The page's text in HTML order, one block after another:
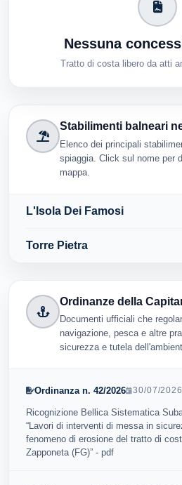
Nessuna
Tratto di costa libero da atti
Stabilimenti balneari
Elenco dei principali
spiaggia. Click sul nome per
mappa.
L'Isola Dei Famosi
Torre Pietra
Ordinanze della
Documenti ufficiali che
navigazione, pesca e altre
sicurezza e tutela
Ordinanza n. 42/2026 30/07/2026
Ricognizione Bellica Sistematica
“Lavori di interventi di messa in
fenomeno di erosione del tratto di
Zapponeta (FG)” - pdf